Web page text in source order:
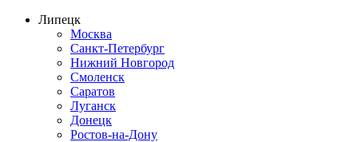
Липецк
Москва
Санкт-Петербург
Нижний Новгород
Смоленск
Саратов
Луганск
Донецк
Ростов-на-Дону